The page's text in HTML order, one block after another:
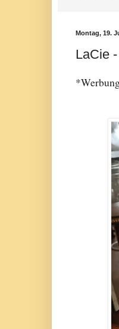
Montag, 19.
LaCie